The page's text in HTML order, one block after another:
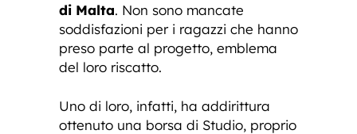
di Malta. Non sono mancate
soddisfazioni per i ragazzi che hanno
preso parte al progetto, emblema
del loro riscatto.
Uno di loro, infatti, ha addirittura
ottenuto una borsa di Studio, proprio